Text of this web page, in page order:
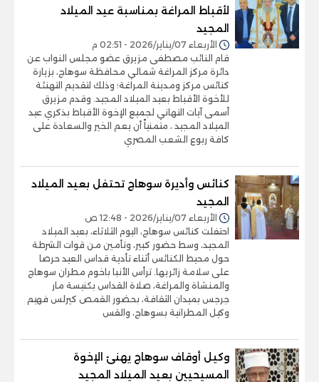
لأقباط المراغة بمناسبة عيد الميلاد
المجيد
الأربعاء 07/يناير/2026 - 02:51 م
قام النائب مصطفى مزيرق عضو مجلس النواب عن
دائرة مركز المراغة شمالي محافظة سوهاج، بزيارة
كنائس مركز ومدينة المراغة؛ وذلك لتقديم التهنئة
للأخوة الأقباط بعيد الميلاد المجيد. وقدم مزيرق
أسمى آيات التهاني لجميع الإخوة الأقباط بذكري عيد
الميلاد المجيد ، متمنياً أن يعم الخير والسعادة على
كافة ربوع الشعب المصري
كنائس وأديرة سوهاج تحتفل بعيد الميلاد
المجيد
الأربعاء 07/يناير/2026 - 12:48 ص
احتفلت كنائس سوهاج، اليوم الثلاثاء، بعيد الميلاد
المجيد، وسط حضور كبير، وتأمين من قوات الشرطة
حول محيط الكنائس أثناء تأدية قداس العيد حرصا
على سلامة زائريها. ترأس الأنبا باخوم مطران سوهاج
والمنشاة والمراغة، صلاة القداس بكنيسة مار
جرجس بميدان الثقافة، بحضور القمص كيرلس فهيم
وكيل المطرانية بسوهاج، والقس
وكيل أوقاف سوهاج يهنئ الإخوة
المسيحيين بعيد الميلاد المجيد